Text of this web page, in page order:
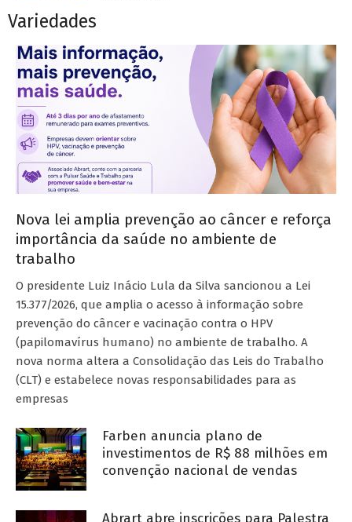
Variedades
Nova lei amplia prevenção ao câncer e reforça
importância da saúde no ambiente de
trabalho
O presidente Luiz Inácio Lula da Silva sancionou a Lei
15.377/2026, que amplia o acesso à informação sobre
prevenção do câncer e vacinação contra o HPV
(papilomavírus humano) no ambiente de trabalho. A
nova norma altera a Consolidação das Leis do Trabalho
(CLT) e estabelece novas responsabilidades para as
empresas
Farben anuncia plano de
investimentos de R$ 88 milhões em
convenção nacional de vendas